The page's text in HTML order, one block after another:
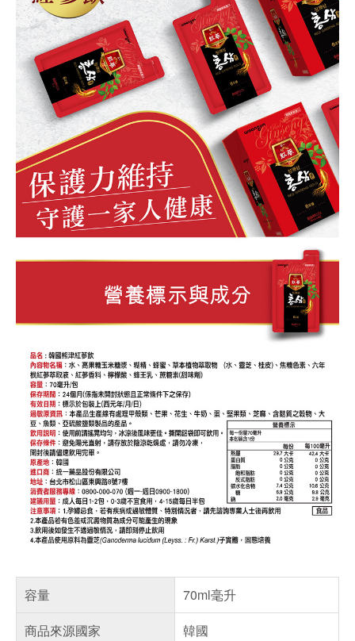
容量
70ml毫升
商品來源國家
韓國